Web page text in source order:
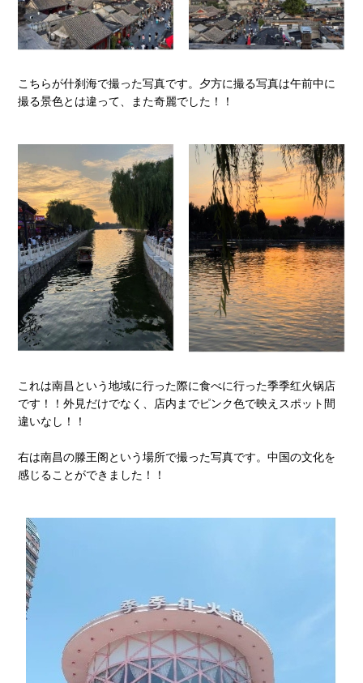
こちらが什刹海で撮った写真です。夕方に撮る写真は午前中に
撮る景色とは違って、また奇麗でした！！
これは南昌という地域に行った際に食べに行った季季红火锅店
です！！外見だけでなく、店内までピンク色で映えスポット間
違いなし！！
右は南昌の滕王阁という場所で撮った写真です。中国の文化を
感じることができました！！